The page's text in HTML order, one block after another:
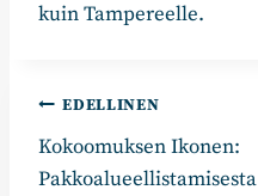
kuin Tampereelle.
Artikkelien
selaus
EDELLINEN
Kokoomuksen Ikonen:
Pakkoalueellistamisesta